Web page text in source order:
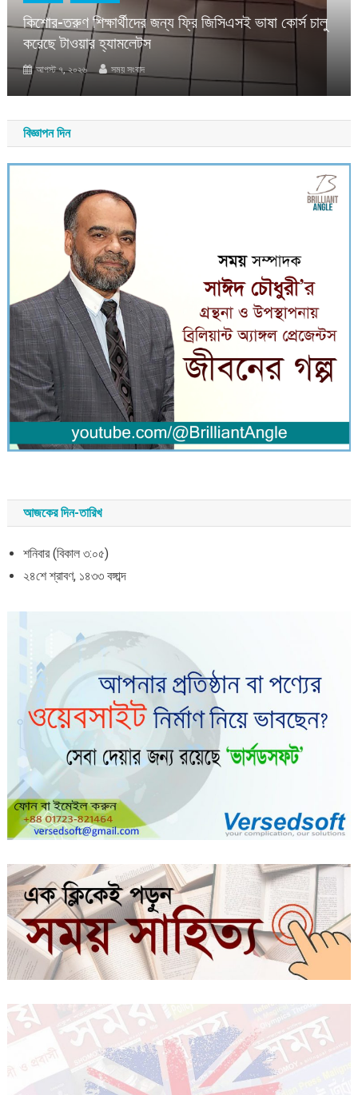
কিশোর-তরুণ শিক্ষার্থীদের জন্য ফ্রি জিসিএসই ভাষা কোর্স চালু
করেছে টাওয়ার হ্যামলেটস
আগস্ট ৭, ২০২৬ সময় সংবাদ
বিজ্ঞাপন দিন
আজকের দিন-তারিখ
শনিবার (বিকাল ৩:০৫)
২৪শে শ্রাবণ, ১৪৩৩ বঙ্গাব্দ